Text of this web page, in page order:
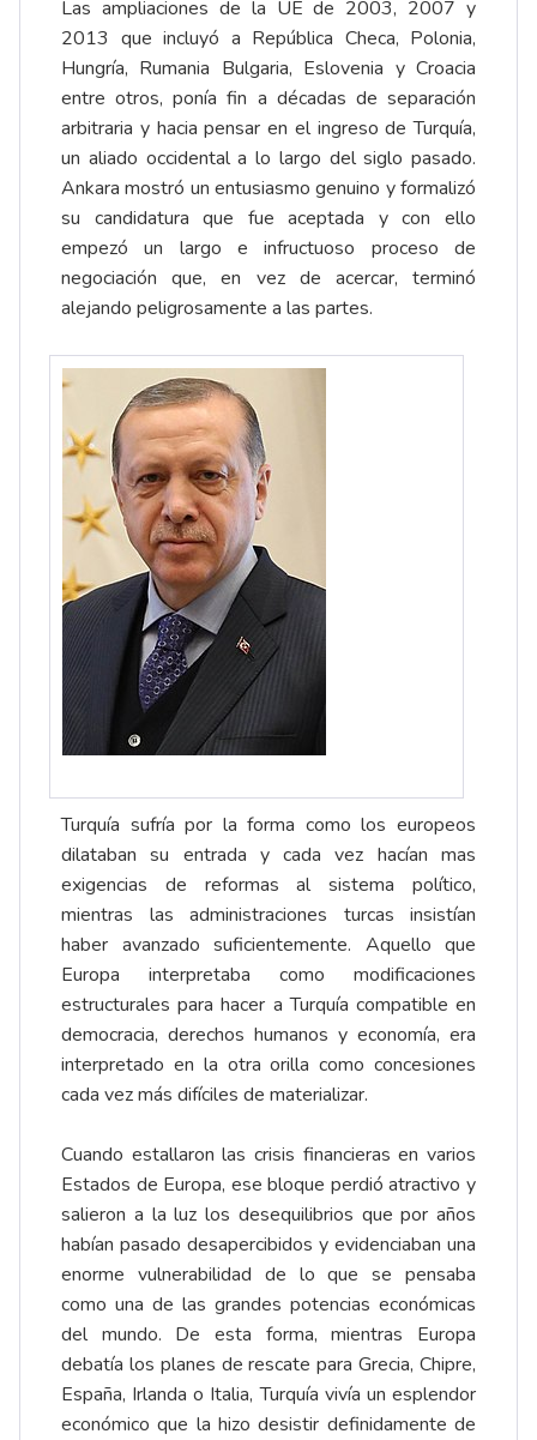
Las ampliaciones de la UE de 2003, 2007 y
2013 que incluyó a República Checa, Polonia,
Hungría, Rumania Bulgaria, Eslovenia y Croacia
entre otros, ponía fin a décadas de separación
arbitraria y hacia pensar en el ingreso de Turquía,
un aliado occidental a lo largo del siglo pasado.
Ankara mostró un entusiasmo genuino y formalizó
su candidatura que fue aceptada y con ello
empezó un largo e infructuoso proceso de
negociación que, en vez de acercar, terminó
alejando peligrosamente a las partes.
Turquía sufría por la forma como los europeos
dilataban su entrada y cada vez hacían mas
exigencias de reformas al sistema político,
mientras las administraciones turcas insistían
haber avanzado suficientemente. Aquello que
Europa interpretaba como modificaciones
estructurales para hacer a Turquía compatible en
democracia, derechos humanos y economía, era
interpretado en la otra orilla como concesiones
cada vez más difíciles de materializar.
Cuando estallaron las crisis financieras en varios
Estados de Europa, ese bloque perdió atractivo y
salieron a la luz los desequilibrios que por años
habían pasado desapercibidos y evidenciaban una
enorme vulnerabilidad de lo que se pensaba
como una de las grandes potencias económicas
del mundo. De esta forma, mientras Europa
debatía los planes de rescate para Grecia, Chipre,
España, Irlanda o Italia, Turquía vivía un esplendor
económico que la hizo desistir definidamente de